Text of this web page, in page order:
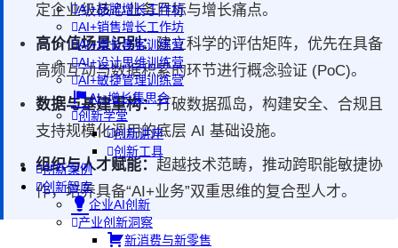
AI+品牌增长工作坊
AI+销售增长工作坊
AI+增长黑客训练营
AI+设计思维训练营
AI+敏捷管理训练营
AI+增长集思会
创新学堂
创新讲座
创新工具
创新案例
创新智库
企业AI创新
产业创新洞察
新消费与新零售
定企业级核心业务目标与增长痛点。
高价值场景识别：建立科学的评估矩阵，优先在具备
高频互动与数据积累的环节进行概念验证 (PoC)。
数据与基建重构：打破数据孤岛，构建安全、合规且
支持规模化调用的底层 AI 基础设施。
组织与人才赋能： 超越技术范畴，推动跨职能敏捷协
作，培养具备“AI+业务”双重思维的复合型人才。